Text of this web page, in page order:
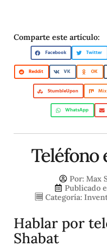
Comparte este artículo:
Facebook Twitter
Reddit VK OK
StumbleUpon Mix
WhatsApp
Teléfono
Por: Max
Publicado
Categoría:
Hablar por
Shabat